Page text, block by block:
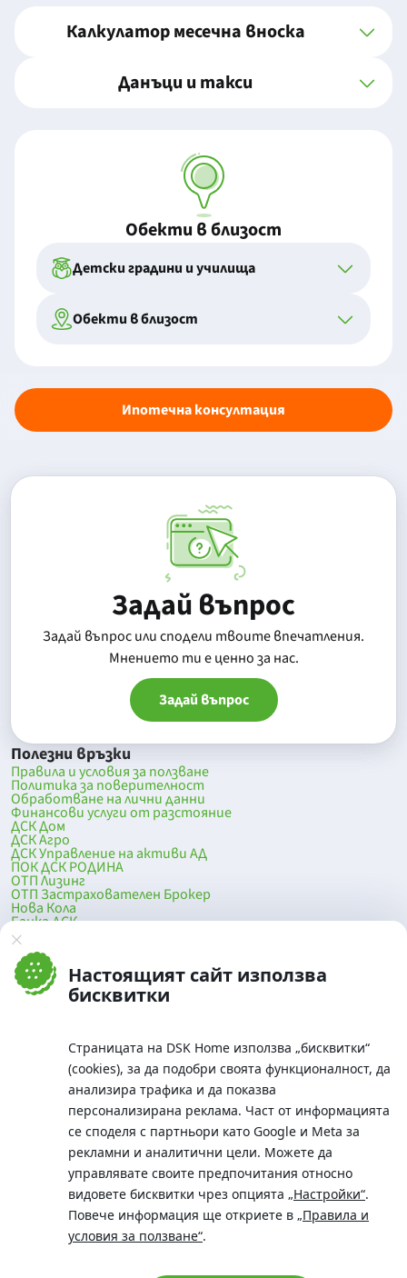
Настоящият сайт използва
бисквитки
Страницата на DSK Home използва „бисквитки“
(cookies), за да подобри своята функционалност, да
анализира трафика и да показва
персонализирана реклама. Част от информацията
се споделя с партньори като Google и Meta за
рекламни и аналитични цели. Можете да
управлявате своите предпочитания относно
видовете бисквитки чрез опцията „Настройки“.
Повече информация ще откриете в „Правила и
условия за ползване“.
Калкулатор месечна вноска
Данъци и такси
Обекти в близост
Детски градини и училища
Обекти в близост
Ипотечна консултация
Задай въпрос
Задай въпрос или сподели твоите впечатления.
Mнението ти е ценно за нас.
Задай въпрос
Полезни връзки
Правила и условия за ползване
Политика за поверителност
Обработване на лични данни
Финансови услуги от разстояние
ДСК Дом
ДСК Агро
ДСК Управление на активи АД
ПОК ДСК РОДИНА
ОТП Лизинг
ОТП Застрахователен Брокер
Нова Кола
Банка ДСК
DSK Mobile
Оферти за продажба от Банка ДСК
Клонова мрежа и банкомати
До началото на страницата
Телефон:
0700 10 375 / *2375
Московска No.19 / ул. Г. Бенковски No. 5, София 1036
SWIFT/BIC:
BIC/SWIFT на Банка ДСК: STSABGSF